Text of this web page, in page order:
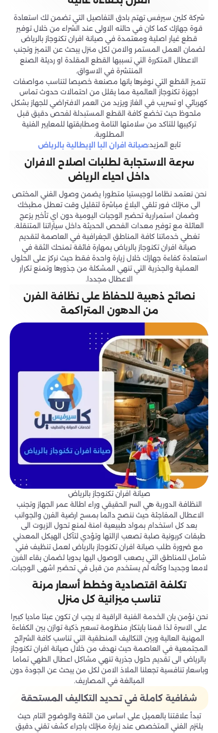
شركة كلين سيرفس تهتم بادق التفاصيل التي تضمن لك استعادة
قوة جهازك كما كان في حالته الاولى عند الشراء من خلال توفير
قطع غيار اصلية ومعتمدة في صيانة افران تكنوجاز بالرياض
لضمان العمل المستمر والامن لكل منزل يبحث عن التميز وتجنب
الاعطال المتكررة التي تسببها القطع المقلدة او رديئة الصنع
المنتشرة في الاسواق.
تتميز القطع التي نوفرها بانها مصنعة خصيصا لتناسب مواصفات
اجهزة تكنوجاز العالمية مما يقلل من احتمالات حدوث تماس
كهربائي او تسريب في الغاز ويزيد من العمر الافتراضي للجهاز بشكل
ملحوظ حيث تخضع كافة القطع المستبدلة لفحص دقيق قبل
تركيبها للتاكد من سلامتها التامة ومطابقتها للمعايير الفنية
المطلوبة.
تابع المزيد:صيانة افران البا الإيطالية بالرياض
سرعة الاستجابة لطلبات اصلاح الافران
داخل احياء الرياض
نحن نعتمد نظاما لوجيستيا متطورا يضمن وصول الفني المختص
الى منزلك فور تلقي البلاغ مباشرة لتقليل وقت تعطل مطبخك
وضمان استمرارية تحضير الوجبات اليومية دون اي تأخير يزعج
العائلة مع توفير معدات الفحص الحديثة داخل سياراتنا المتنقلة.
تغطي خدماتنا كافة المناطق الجغرافية في العاصمة لتقديم
صيانة افران تكنوجاز بالرياض بمهارة فائقة تمنحك الثقة في
استعادة كفاءة جهازك خلال زيارة واحدة فقط حيث نركز على الحلول
العملية والجذرية التي تنهي المشكلة من جذورها وتمنع تكرار
الاعطال مجددا.
نصائح ذهبية للحفاظ على نظافة الفرن
من الدهون المتراكمة
صيانة افران تكنوجاز بالرياض
النظافة الدورية هي السر الحقيقي وراء اطالة عمر الجهاز وتجنب
الاعطال المفاجئة حيث ننصح دائما بمسح ارضية الفرن والجوانب
بعد كل استخدام بمواد طبيعية امنة لمنع تحول الزيوت الى
طبقات كربونية صلبة تصعب ازالتها وتؤدي لتآكل الهيكل المعدني
مع ضرورة طلب صيانة افران تكنوجاز بالرياض لعمل تنظيف فني
شامل للمناطق التي يصعب الوصول اليها يدويا لضمان بقاء الفرن
لامعا وجديدا وكأنه لم يستخدم من قبل في تحضير اشهى الوجبات.
تكلفة اقتصادية وخطط أسعار مرنة
تناسب ميزانية كل منزل
نحن نؤمن بان الخدمة الفنية الراقية لا يجب ان تكون عبئا ماديا كبيرا
على الاسرة لذا قمنا بابتكار منظومة تسعير ذكية توازن بين الكفاءة
المهنية العالية وبين التكاليف المنطقية التي تناسب كافة الشرائح
المجتمعية في العاصمة حيث نهدف من خلال صيانة افران تكنوجاز
بالرياض الى تقديم حلول جذرية تنهي مشاكل اعطال الطهي تماما
وباسعار تنافسية تجعلنا الملاذ الامن لكل من يبحث عن الجودة دون
المبالغة في المصاريف.
شفافية كاملة في تحديد التكاليف المستحقة
تبدأ علاقتنا بالعميل على اساس من الثقة والوضوح التام حيث
يلتزم الفني المتخصص عند زيارة منزلك باجراء كشف تقني دقيق